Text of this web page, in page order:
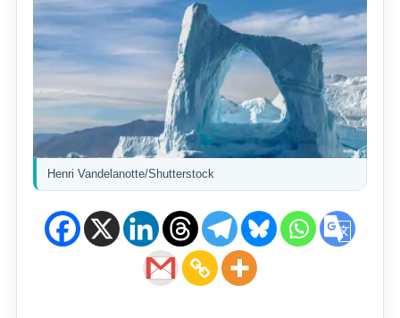
Henri Vandelanotte/Shutterstock